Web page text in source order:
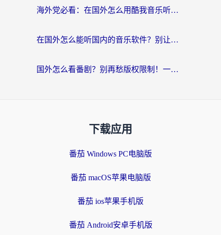
海外党必看：在国外怎么用酷我音乐听音乐？告别“地区不支持”的实用指南
在国外怎么能听国内的音乐软件？别让版权限制断了你的“中文歌单”
国外怎么看番剧？别再愁版权限制！一个工具解决所有回国追剧难题
下载应用
番茄 Windows PC电脑版
番茄 macOS苹果电脑版
番茄 ios苹果手机版
番茄 Android安卓手机版